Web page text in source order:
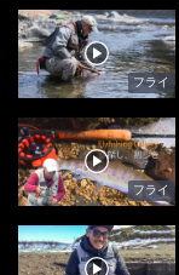
フライ
フライ